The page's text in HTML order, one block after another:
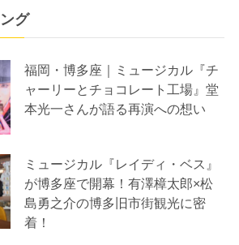
グ
福岡・博多座｜ミュージカル『チ
ャーリーとチョコレート工場』堂
本光一さんが語る再演への想い
ミュージカル『レイディ・ベス』
が博多座で開幕！有澤樟太郎×松
島勇之介の博多旧市街観光に密
着！